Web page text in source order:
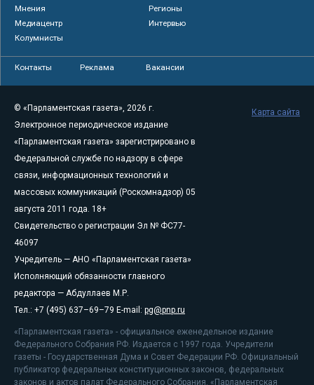
Мнения
Регионы
Медиацентр
Интервью
Колумнисты
Контакты Реклама Вакансии
© «Парламентская газета», 2026 г.
Электронное периодическое издание
«Парламентская газета» зарегистрировано в
Федеральной службе по надзору в сфере
связи, информационных технологий и
массовых коммуникаций (Роскомнадзор) 05
августа 2011 года. 18+
Свидетельство о регистрации Эл № ФС77-
46097
Учредитель — АНО «Парламентская газета»
Исполняющий обязанности главного
редактора — Абдуллаев М.Р.
Тел.: +7 (495) 637–69–79 E-mail: pg@pnp.ru
«Парламентская газета» - официальное еженедельное издание
Федерального Собрания РФ. Издается с 1997 года. Учредители
газеты - Государственная Дума и Совет Федерации РФ. Официальный
публикатор федеральных конституционных законов, федеральных
законов и актов палат Федерального Собрания. «Парламентская
Карта сайта